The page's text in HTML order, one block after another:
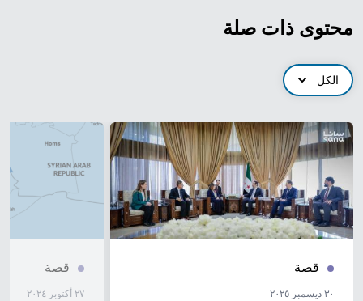
محتوى ذات صلة
الكل
قصة
٣٠ ديسمبر ٢٠٢٥
قصة
٢٧ أكتوبر ٢٠٢٤